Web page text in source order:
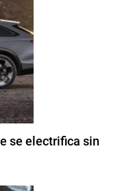
se electrifica sin